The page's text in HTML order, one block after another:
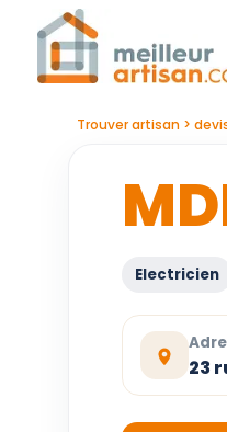
Trouver artisan
Electricien
23